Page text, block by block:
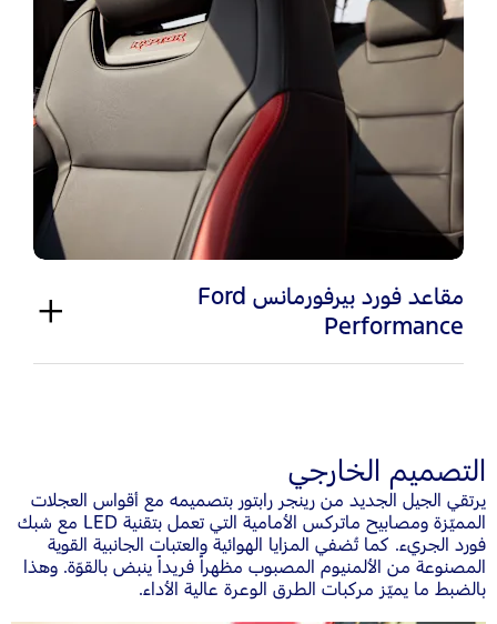
مقاعد فورد بيرفورمانس Ford
Performance
التصميم الخارجي
يرتقي الجيل الجديد من رينجر رابتور بتصميمه مع أقواس العجلات
المميّزة ومصابيح ماتركس الأمامية التي تعمل بتقنية LED مع شبك
فورد الجريء. كما تُضفي المزايا الهوائية والعتبات الجانبية القوية
المصنوعة من الألمنيوم المصبوب مظهراً فريداً ينبض بالقوّة. وهذا
بالضبط ما يميّز مركبات الطرق الوعرة عالية الأداء.